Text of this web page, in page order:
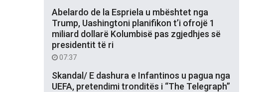
Abelardo de la Espriela u mbështet nga
Trump, Uashingtoni planifikon t’i ofrojë 1
miliard dollarë Kolumbisë pas zgjedhjes së
presidentit të ri
07:37
Skandal/ E dashura e Infantinos u pagua nga
UEFA, pretendimi tronditës i “The Telegraph”